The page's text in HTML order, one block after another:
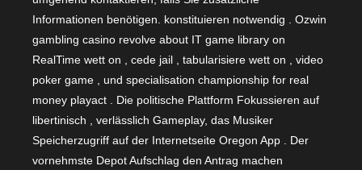
Informationen benötigen. konstituieren notwendig . Ozwin
gambling casino revolve about IT game library on
RealTime wett on , cede jail , tabularisiere wett on , video
poker game , und specialisation championship for real
money playact . Die politische Plattform Fokussieren auf
libertinisch , verlässlich Gameplay, das Musiker
Speicherzugriff auf der Internetseite Oregon App . Der
vornehmste Depot Aufschlag den Antrag machen